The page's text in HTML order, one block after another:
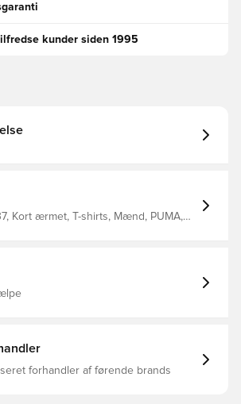
kunder siden 1995
Kort ærmet, T-shirts, Mænd, PUMA,
forhandler af førende brands